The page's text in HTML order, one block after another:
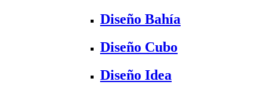
Diseño Bahía
Diseño Cubo
Diseño Idea